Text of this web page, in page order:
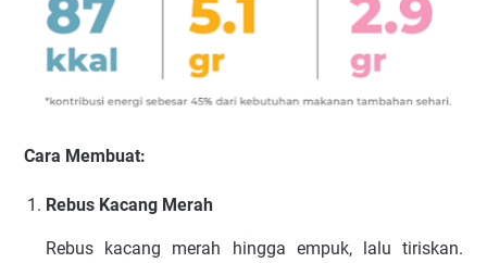
Cara Membuat:
Rebus Kacang Merah
Rebus kacang merah hingga empuk, lalu tiriskan.